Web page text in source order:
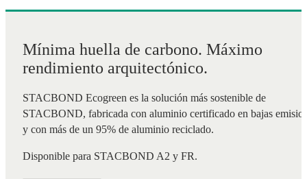
Mínima huella de carbono. Máximo
rendimiento arquitectónico.
STACBOND Ecogreen es la solución más sostenible de
STACBOND, fabricada con aluminio certificado en bajas
y con más de un 95% de aluminio reciclado.
Disponible para STACBOND A2 y FR.